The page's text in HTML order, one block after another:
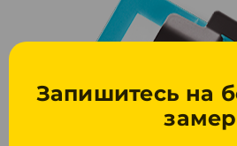
Запишитесь на
замер